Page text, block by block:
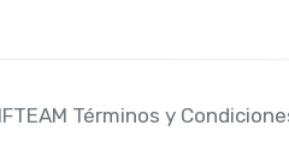
Términos y